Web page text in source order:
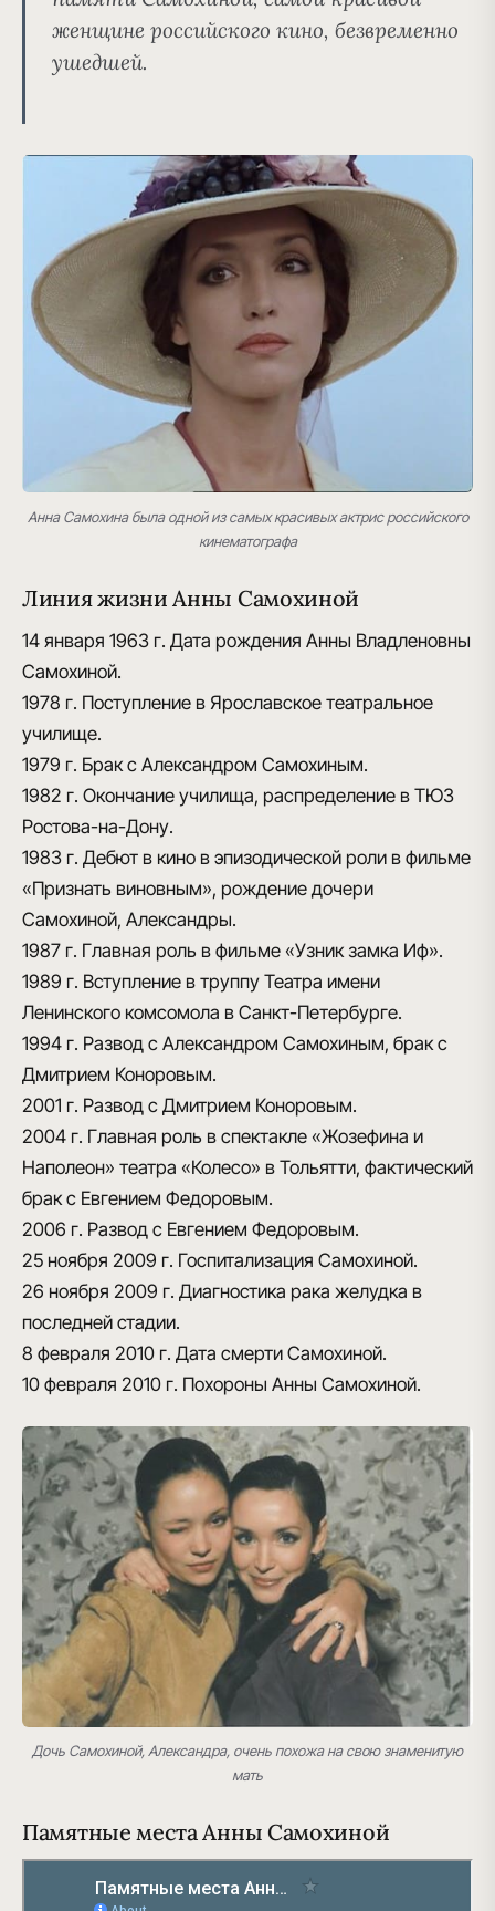
женщине российского кино, безвременно
ушедшей.
Анна Самохина была одной из самых красивых актрис российского
кинематографа
Линия жизни Анны Самохиной
14 января 1963 г. Дата рождения Анны Владленовны
Самохиной.
1978 г. Поступление в Ярославское театральное
училище.
1979 г. Брак с Александром Самохиным.
1982 г. Окончание училища, распределение в ТЮЗ
Ростова-на-Дону.
1983 г. Дебют в кино в эпизодической роли в фильме
«Признать виновным», рождение дочери
Самохиной, Александры.
1987 г. Главная роль в фильме «Узник замка Иф».
1989 г. Вступление в труппу Театра имени
Ленинского комсомола в Санкт-Петербурге.
1994 г. Развод с Александром Самохиным, брак с
Дмитрием Коноровым.
2001 г. Развод с Дмитрием Коноровым.
2004 г. Главная роль в спектакле «Жозефина и
Наполеон» театра «Колесо» в Тольятти, фактический
брак с Евгением Федоровым.
2006 г. Развод с Евгением Федоровым.
25 ноября 2009 г. Госпитализация Самохиной.
26 ноября 2009 г. Диагностика рака желудка в
последней стадии.
8 февраля 2010 г. Дата смерти Самохиной.
10 февраля 2010 г. Похороны Анны Самохиной.
Дочь Самохиной, Александра, очень похожа на свою знаменитую
мать
Памятные места Анны Самохиной